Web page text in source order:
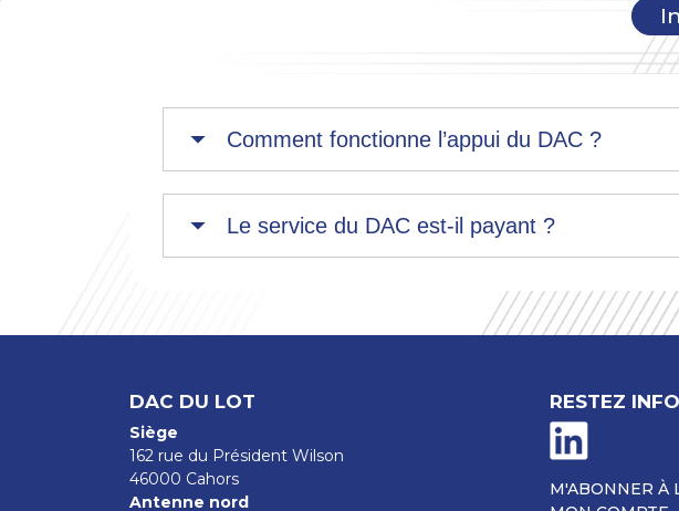
Comment fonctionne l’appui du DAC ?
Le service du DAC est-il payant ?
DAC DU LOT
Siège
162 rue du Président Wilson
46000 Cahors
Antenne nord
RESTEZ
M'ABONNER À